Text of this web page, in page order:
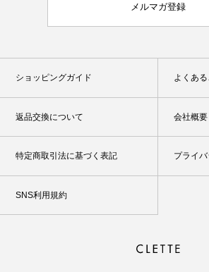
メルマガ登録
ショッピングガイド よくあ
返品交換について 会社概要
特定商取引法に基づく表記 プライ
SNS利用規約